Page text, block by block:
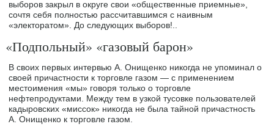
выборов закрыл в округе свои «общественные приемные»,
сочтя себя полностью рассчитавшимся с наивным
«электоратом». До следующих выборов!..
«Подпольный» «газовый барон»
В своих первых интервью А. Онищенко никогда не упоминал о
своей причастности к торговле газом — с применением
местоимения «мы» говоря только о торговле
нефтепродуктами. Между тем в узкой тусовке пользователей
кадыровских «миссок» никогда не была тайной причастность
А. Онищенко к торговле газом.